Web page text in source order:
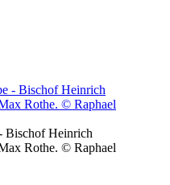
Bischof Heinrich
Rothe. © Raphael